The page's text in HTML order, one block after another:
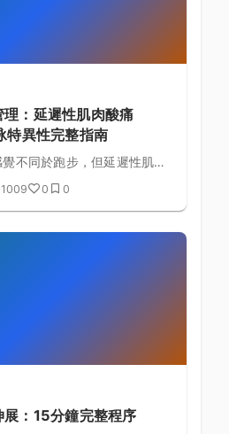
：延遲性肌肉酸痛
特異性完整指南
不同於跑步，但延遲性肌肉
影響訓練效果。本文解析游
因，並提供冷熱水療、主動
1009 0 0
：15分鐘完整程序